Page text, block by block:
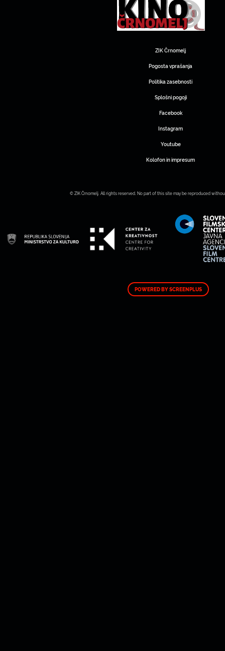
ZIK Črnomelj
Pogosta vprašanja
Politika zasebnosti
Splošni pogoji
Facebook
Instagram
Youtube
Kolofon in impresum
© ZIK Črnomelj. All rights reserved. No part of this site may be reproduced
POWERED BY SCREENPLUS